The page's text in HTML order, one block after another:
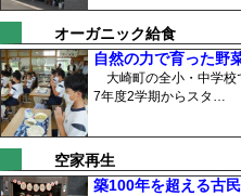
オーガニック給食
自然の力で育った野
大崎町の全小・中学校
7年度2学期からスタ…
空家再生
築100年を超える古